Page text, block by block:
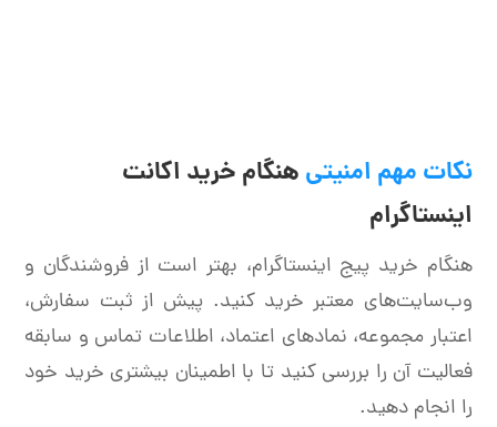
نکات مهم امنیتی هنگام خرید اکانت
اینستاگرام
هنگام خرید پیج اینستاگرام، بهتر است از فروشندگان و
وب‌سایت‌های معتبر خرید کنید. پیش از ثبت سفارش،
اعتبار مجموعه، نمادهای اعتماد، اطلاعات تماس و سابقه
فعالیت آن را بررسی کنید تا با اطمینان بیشتری خرید خود
را انجام دهید.